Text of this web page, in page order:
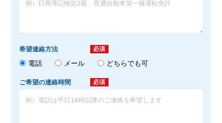
希望連絡方法 必須
電話 メール どちらでも可
ご希望の連絡時間 必須